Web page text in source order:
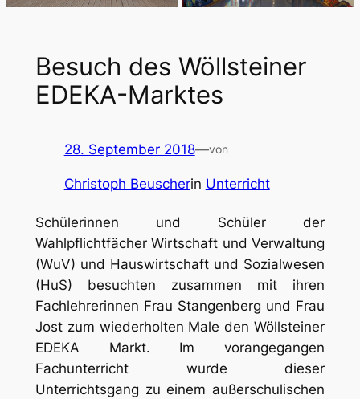
n
Besuch des Wöllsteiner
EDEKA-Marktes
28. September 2018—von
Christoph Beuscherin Unterricht
Schülerinnen und Schüler der
Wahlpflichtfächer Wirtschaft und Verwaltung
(WuV) und Hauswirtschaft und Sozialwesen
(HuS) besuchten zusammen mit ihren
Fachlehrerinnen Frau Stangenberg und Frau
Jost zum wiederholten Male den Wöllsteiner
EDEKA Markt. Im vorangegangen
Fachunterricht wurde dieser
Unterrichtsgang zu einem außerschulischen